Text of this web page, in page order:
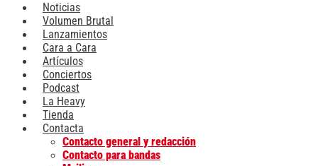
Noticias
Volumen Brutal
Lanzamientos
Cara a Cara
Artículos
Conciertos
Podcast
La Heavy
Tienda
Contacta
Contacto general y redacción
Contacto para bandas